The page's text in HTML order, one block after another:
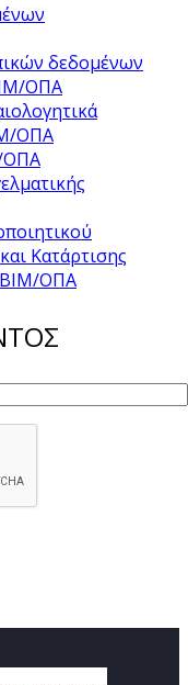
δεδομένων
ΟΠΑ
ΟΠΑ
ΟΠΑ
Κατάρτισης
ΟΠΑ